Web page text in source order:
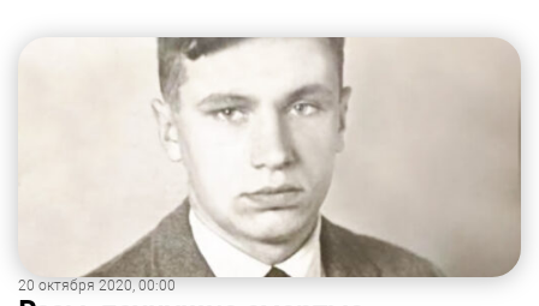
20 октября 2020, 00:00